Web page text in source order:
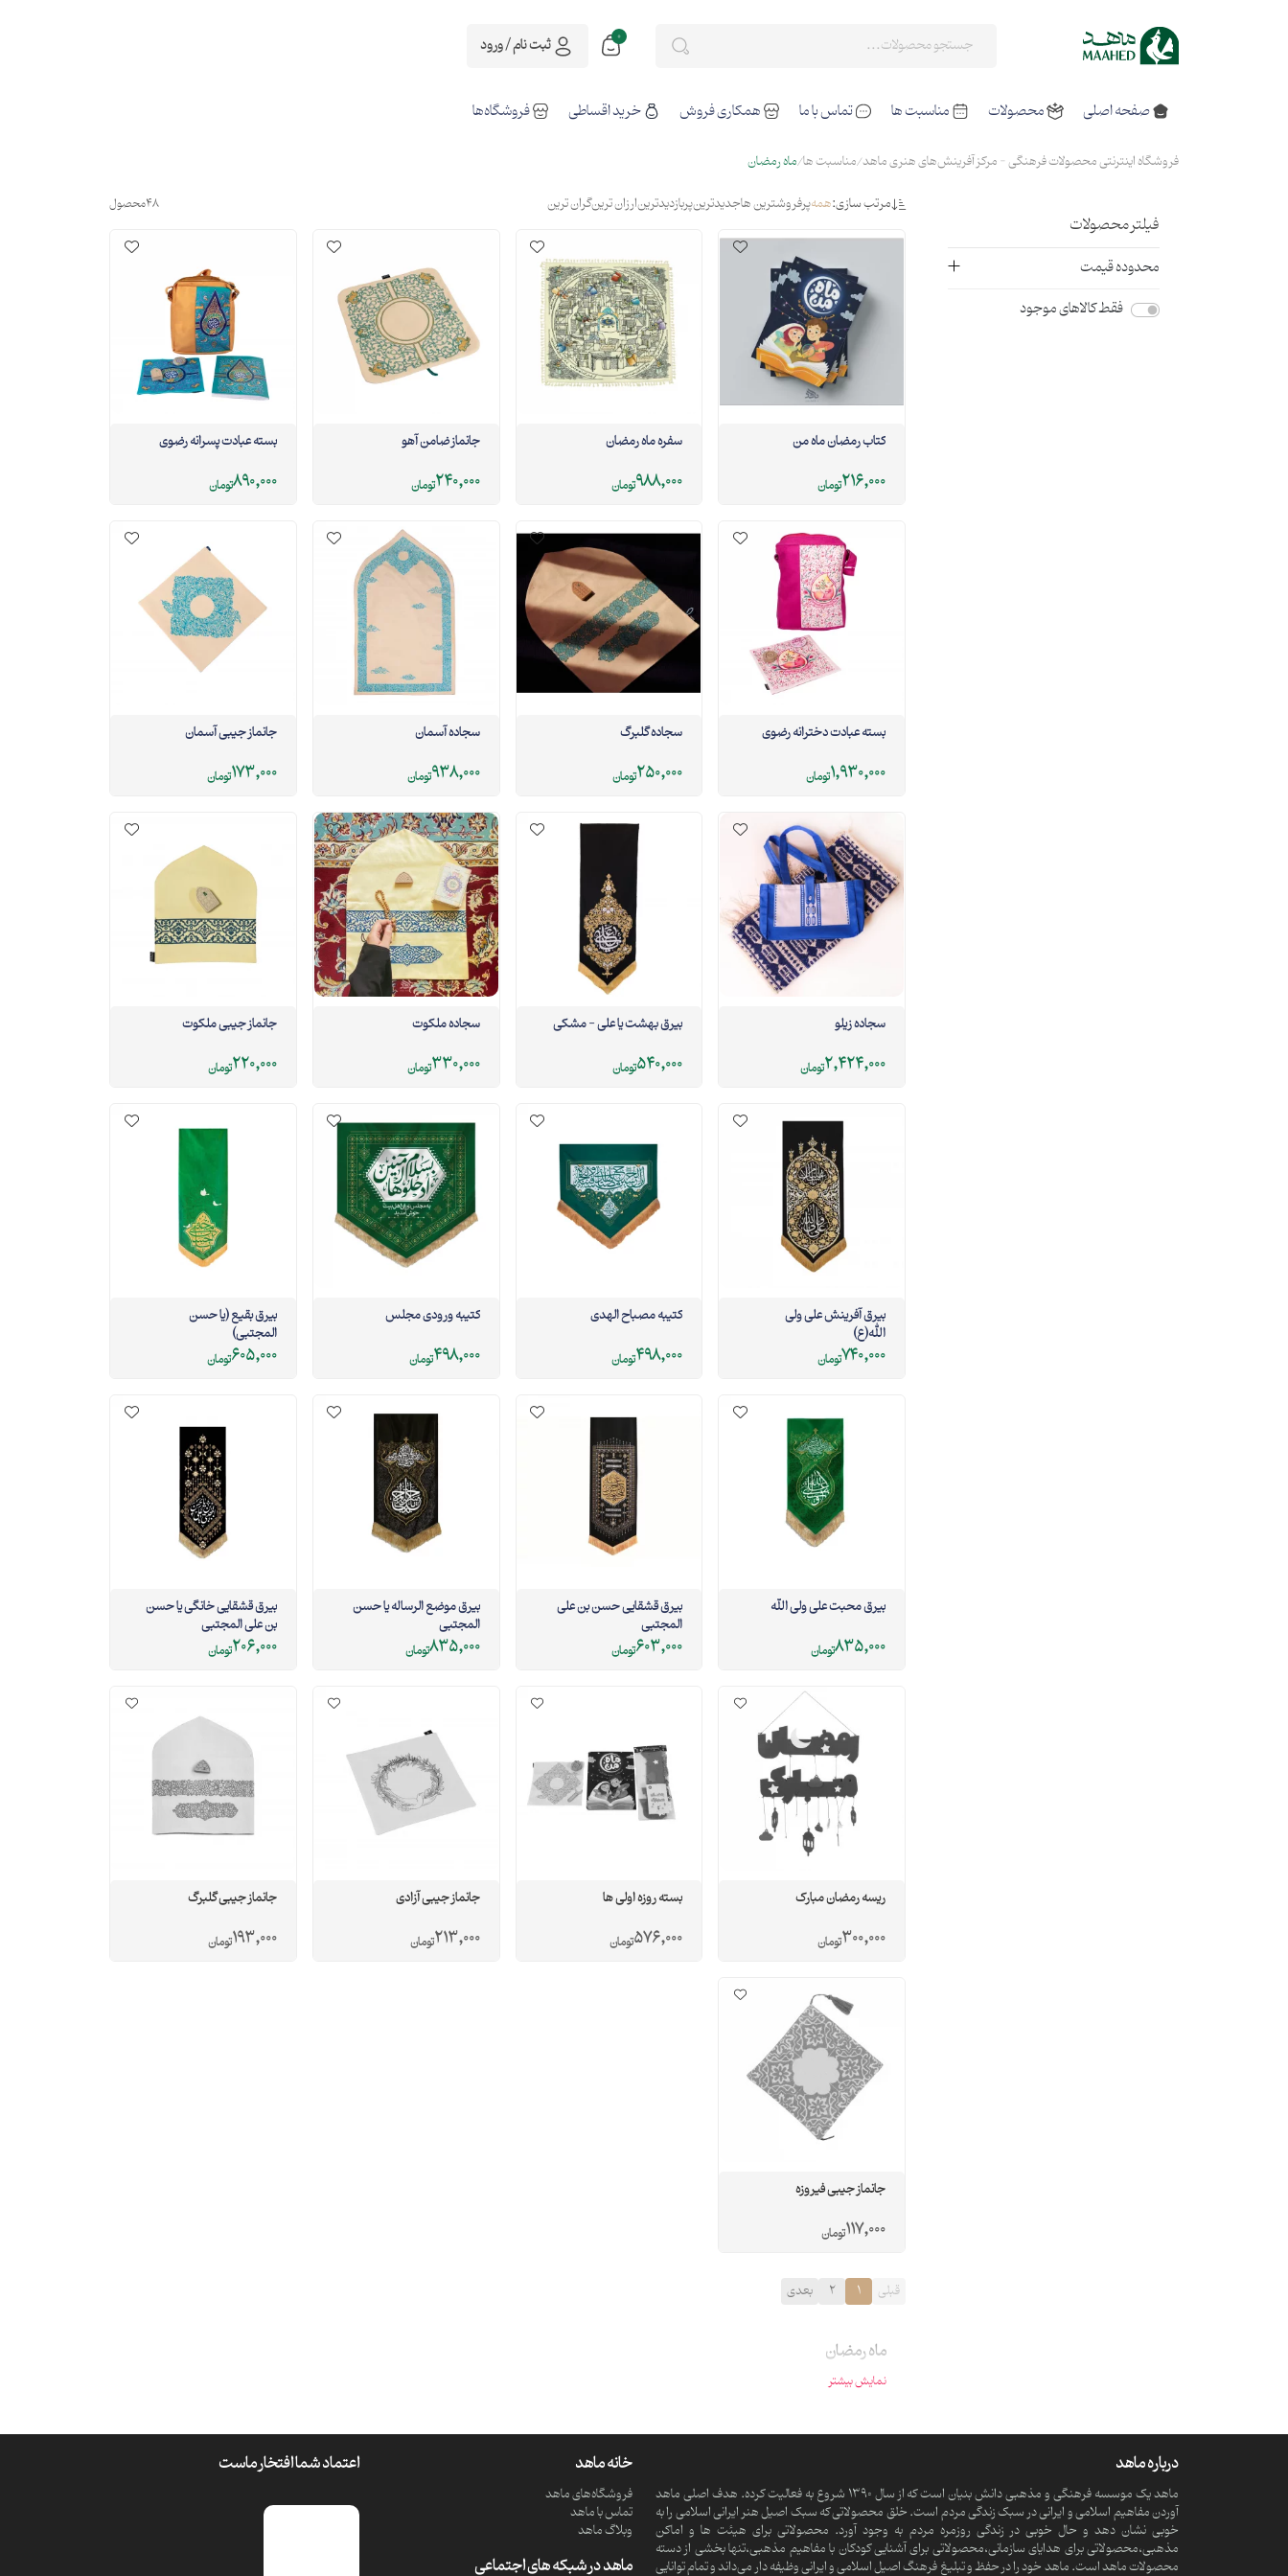
0 ثبت نام / ورود
صفحه اصلی محصولات مناسبت ها تماس با ما همکاری فروش خرید اقساطی فروشگاه‌ها
فروشگاه اینترنتی محصولات فرهنگی - مرکز آفرینش‌های هنری ماهد مناسبت ها ماه رمضان
فیلتر محصولات
محدوده قیمت
فقط کالاهای موجود
مرتب سازی:همهپرفروشترین هاجدیدترینپربازدیدترینارزان ترینگران ترین 48محصول
کتاب رمضان ماه من
216,000تومان
سفره ماه رمضان
988,000تومان
جانماز ضامن آهو
240,000تومان
بسته عبادت پسرانه رضوی
890,000تومان
بسته عبادت دخترانه رضوی
1,930,000تومان
سجاده گلبرگ
250,000تومان
سجاده آسمان
938,000تومان
جانماز جیبی آسمان
173,000تومان
سجاده زیلو
2,424,000تومان
بیرق بهشت یا علی - مشکی
540,000تومان
سجاده ملکوت
330,000تومان
جانماز جیبی ملکوت
220,000تومان
بیرق آفرینش علی ولی
الله(ع)
740,000تومان
کتیبه مصباح الهدی
498,000تومان
کتیبه ورودی مجلس
498,000تومان
بیرق بقیع (یا حسن
المجتبی)
605,000تومان
بیرق محبت علی ولی الله
835,000تومان
بیرق قشقایی حسن بن علی
المجتبی
603,000تومان
بیرق موضع الرساله یا حسن
المجتبی
835,000تومان
بیرق قشقایی خانگی یا حسن
بن علی المجتبی
206,000تومان
ریسه رمضان مبارک
300,000تومان
بسته روزه اولی ها
576,000تومان
جانماز جیبی آزادی
213,000تومان
جانماز جیبی گلبرگ
193,000تومان
جانماز جیبی فیروزه
117,000تومان
قبلی 1
2 بعدی
ماه رمضان
نمایش بیشتر
درباره ماهد
ماهد یک موسسه فرهنگی و مذهبی دانش بنیان است که از سال 1390 شروع به فعالیت کرده. هدف اصلی ماهد
آوردن مفاهیم اسلامی و ایرانی در سبک زندگی مردم است. خلق محصولاتی که سبک اصیل هنر ایرانی اسلامی را به
خوبی نشان دهد و حال خوبی در زندگی روزمره مردم به وجود آورد. محصولاتی برای هیئت ها و اماکن
مذهبی،محصولاتی برای هدایای سازمانی،محصولاتی برای آشنایی کودکان با مفاهیم مذهبی،تنها بخشی از دسته
محصولات ماهد است. ماهد خود را در حفظ و تبلیغ فرهنگ اصیل اسلامی و ایرانی وظیفه دار می‌داند و تمام توانایی
خانه ماهد
فروشگاه‌های ماهد
تماس با ماهد
وبلاگ ماهد
ماهد در شبکه های اجتماعی
اعتماد شما افتخار ماست